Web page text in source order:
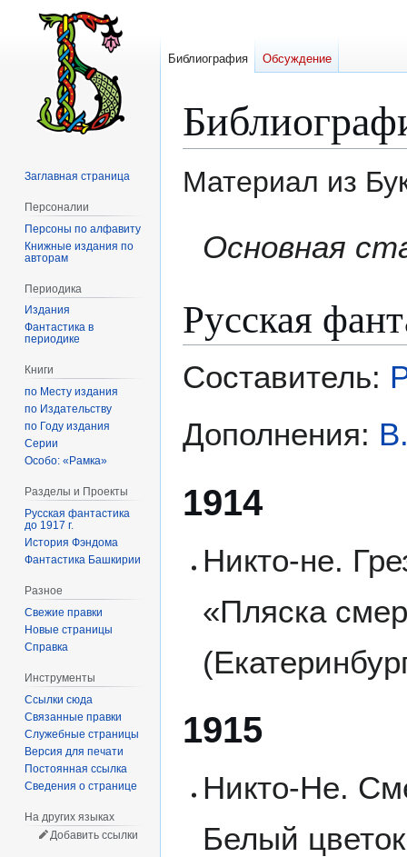
Материал из
Основная
Русская
Составитель:
Дополнения:
1914
Никто-не.
«Пляска
1915
Никто-Не.
Белый
Библиография Обсуждение
Заглавная страница
Персоналии
Персоны по алфавиту
Книжные издания по
авторам
Периодика
Издания
Фантастика в
периодике
Книги
по Месту издания
по Издательству
по Году издания
Серии
Особо: «Рамка»
Разделы и Проекты
Русская фантастика
до 1917 г.
История Фэндома
Фантастика Башкирии
Разное
Свежие правки
Новые страницы
Справка
Инструменты
Ссылки сюда
Связанные правки
Служебные страницы
Версия для печати
Постоянная ссылка
Сведения о странице
На других языках
Добавить ссылки